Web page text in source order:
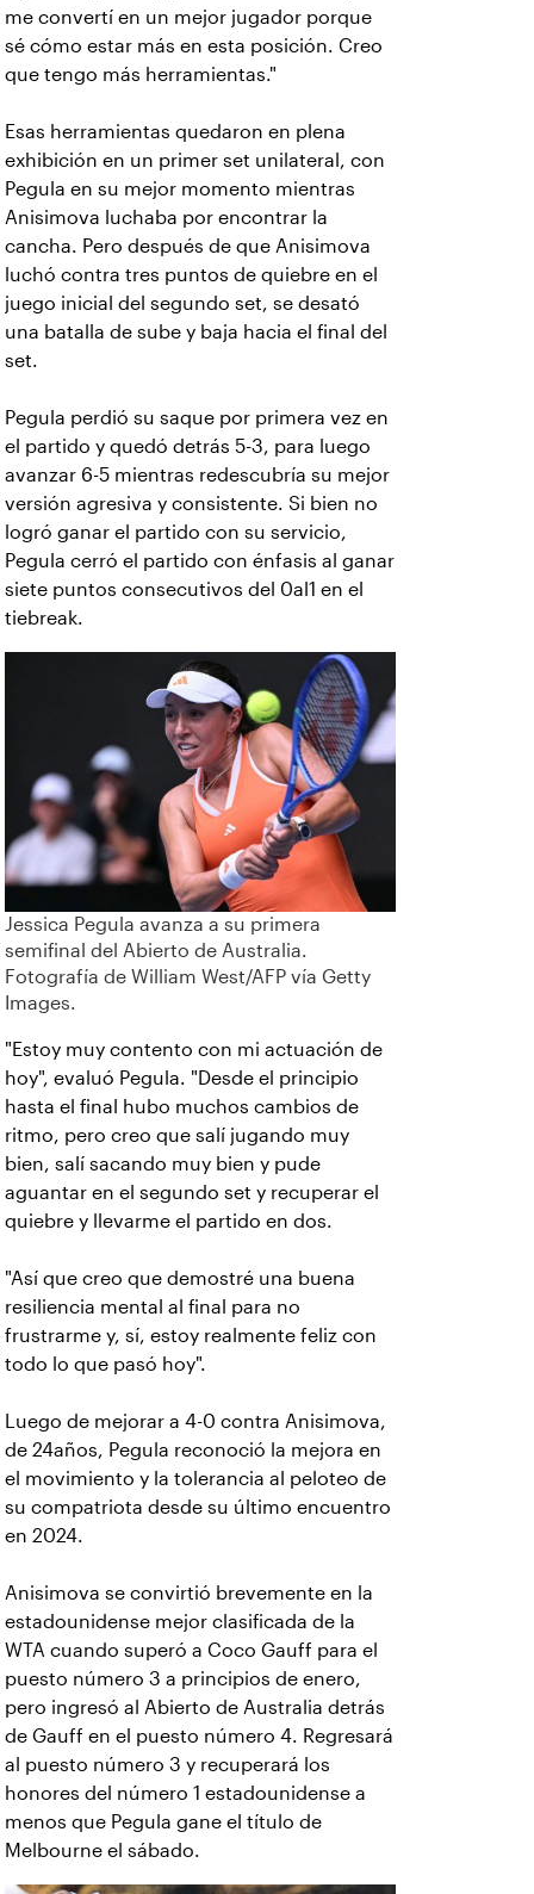
me convertí en un mejor jugador porque
sé cómo estar más en esta posición. Creo
que tengo más herramientas."
Esas herramientas quedaron en plena
exhibición en un primer set unilateral, con
Pegula en su mejor momento mientras
Anisimova luchaba por encontrar la
cancha. Pero después de que Anisimova
luchó contra tres puntos de quiebre en el
juego inicial del segundo set, se desató
una batalla de sube y baja hacia el final del
set.
Pegula perdió su saque por primera vez en
el partido y quedó detrás 5-3, para luego
avanzar 6-5 mientras redescubría su mejor
versión agresiva y consistente. Si bien no
logró ganar el partido con su servicio,
Pegula cerró el partido con énfasis al ganar
siete puntos consecutivos del 0al1 en el
tiebreak.
Jessica Pegula avanza a su primera
semifinal del Abierto de Australia.
Fotografía de William West/AFP vía Getty
Images.
"Estoy muy contento con mi actuación de
hoy", evaluó Pegula. "Desde el principio
hasta el final hubo muchos cambios de
ritmo, pero creo que salí jugando muy
bien, salí sacando muy bien y pude
aguantar en el segundo set y recuperar el
quiebre y llevarme el partido en dos.
"Así que creo que demostré una buena
resiliencia mental al final para no
frustrarme y, sí, estoy realmente feliz con
todo lo que pasó hoy".
Luego de mejorar a 4-0 contra Anisimova,
de 24años, Pegula reconoció la mejora en
el movimiento y la tolerancia al peloteo de
su compatriota desde su último encuentro
en 2024.
Anisimova se convirtió brevemente en la
estadounidense mejor clasificada de la
WTA cuando superó a Coco Gauff para el
puesto número 3 a principios de enero,
pero ingresó al Abierto de Australia detrás
de Gauff en el puesto número 4. Regresará
al puesto número 3 y recuperará los
honores del número 1 estadounidense a
menos que Pegula gane el título de
Melbourne el sábado.